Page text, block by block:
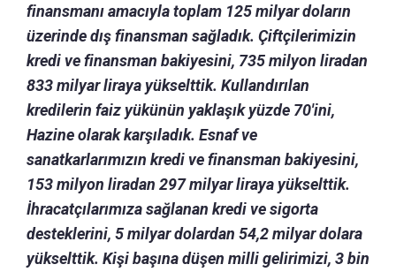
finansmanı amacıyla toplam 125 milyar doların
üzerinde dış finansman sağladık. Çiftçilerimizin
kredi ve finansman bakiyesini, 735 milyon liradan
833 milyar liraya yükselttik. Kullandırılan
kredilerin faiz yükünün yaklaşık yüzde 70'ini,
Hazine olarak karşıladık. Esnaf ve
sanatkarlarımızın kredi ve finansman bakiyesini,
153 milyon liradan 297 milyar liraya yükselttik.
İhracatçılarımıza sağlanan kredi ve sigorta
desteklerini, 5 milyar dolardan 54,2 milyar dolara
yükselttik. Kişi başına düşen milli gelirimizi, 3 bin